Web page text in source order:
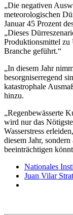
„Die negativen
meteorologischen
Januar 45 Prozent
„Dieses
Produktionsmittel zu
Branche geführt.“
„In diesem Jahr
besorgniserregend
katastrophale
hinzu.
„Regenbewässerte
wird nur das
Wasserstress
diesem Jahr,
beeinträchtigen
Nationales
Juan Vilar